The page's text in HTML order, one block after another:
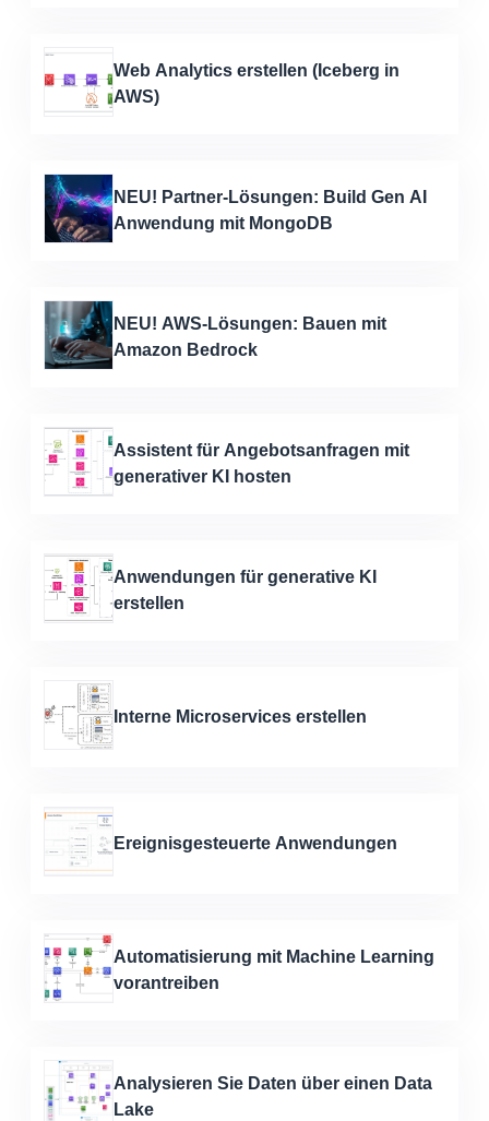
Web Analytics erstellen (Iceberg in
AWS)
NEU! Partner-Lösungen: Build Gen AI
Anwendung mit MongoDB
NEU! AWS-Lösungen: Bauen mit
Amazon Bedrock
Assistent für Angebotsanfragen mit
generativer KI hosten
Anwendungen für generative KI
erstellen
Interne Microservices erstellen
Ereignisgesteuerte Anwendungen
Automatisierung mit Machine Learning
vorantreiben
Analysieren Sie Daten über einen Data
Lake